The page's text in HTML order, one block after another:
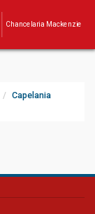
Chancelaria Mackenzie
Capelania